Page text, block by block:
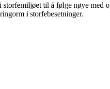
til å følge nøye med
i storfebesetninger.